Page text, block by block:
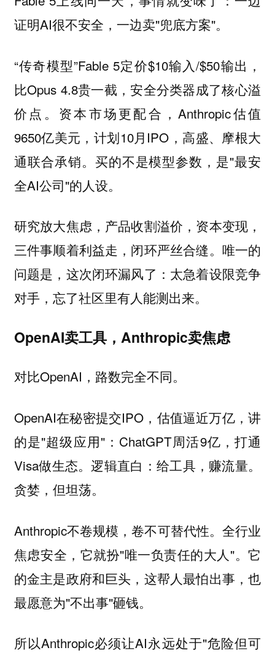
证明AI很不安全，一边卖"兜底方案"。
“传奇模型”Fable 5定价$10输入/$50输出，
比Opus 4.8贵一截，安全分类器成了核心溢
价点。资本市场更配合，Anthropic估值
9650亿美元，计划10月IPO，高盛、摩根大
通联合承销。买的不是模型参数，是"最安
全AI公司"的人设。
研究放大焦虑，产品收割溢价，资本变现，
三件事顺着利益走，闭环严丝合缝。唯一的
问题是，这次闭环漏风了： 太急着设限竞争
对手，忘了社区里有人能测出来。
OpenAI卖工具，Anthropic卖焦虑
对比OpenAI，路数完全不同。
OpenAI在秘密提交IPO，估值逼近万亿，讲
的是"超级应用"：ChatGPT周活9亿，打通
Visa做生态。逻辑直白：给工具，赚流量。
贪婪，但坦荡。
Anthropic不卷规模，卷不可替代性。全行业
焦虑安全，它就扮"唯一负责任的大人"。它
的金主是政府和巨头，这帮人最怕出事，也
最愿意为"不出事"砸钱。
所以Anthropic必须让AI永远处于"危险但可